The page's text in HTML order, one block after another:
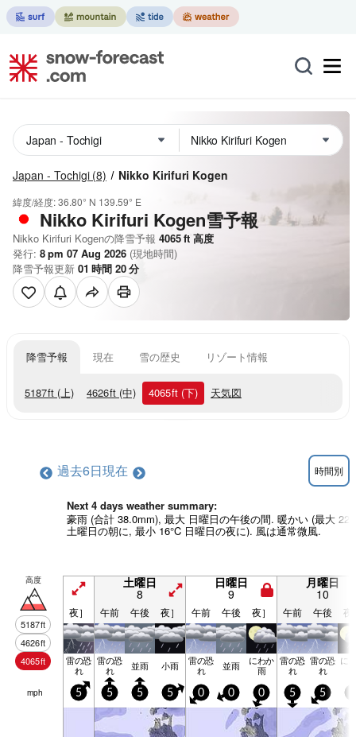
Japan - Tochigi (8) Nikko Kirifuri Kogen
緯度/経度:36.80° N 139.59° E
Nikko Kirifuri Kogen雪予報
Nikko Kirifuri Kogenの降雪予報 4065ft 高度
発行: 8 pm 07 Aug 2026 (現地時間)
降雪予報更新 01 時間 20分
降雪予報 現在 雪の歴史 リゾート情報
5187ft (上) 4626ft (中) 4065ft (下) 天気図
過去6日現在 時間別
Next 4 days weather summary:
豪雨 (合計 38.0mm), 最大 日曜日の午後の間. 暖かい (最大
土曜日の朝に, 最小 16°C 日曜日の夜に). 風は通常微風.
高度
5187ft
4626ft
4065ft
土曜日
8
日曜日
9
月曜日
10
夜］ 午前 午後 夜］ 午前 午後 夜］ 午前 午後 夜
雷の恐
れ
雷の恐
れ 並雨 小雨 雷の恐
れ 並雨 にわか
雨
雷の恐
れ
雷の恐
れ
に
mph 5 5 5 5 0 0 0 5 5